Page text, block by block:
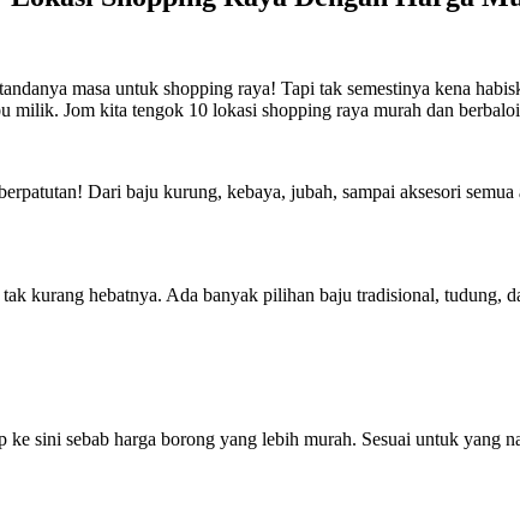
masa untuk shopping raya! Tapi tak semestinya kena
milik. Jom kita tengok 10 lokasi shopping raya murah dan
Dari baju kurung, kebaya, jubah, sampai aksesori
kurang hebatnya. Ada banyak pilihan baju tradisional, tudung,
sini sebab harga borong yang lebih murah. Sesuai untuk